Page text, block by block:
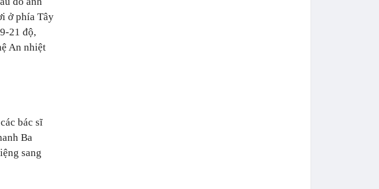
ở phía Tây
21 độ,
An nhiệt
bác sĩ
Ba
sang